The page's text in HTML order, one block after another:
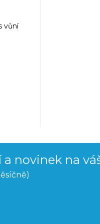
vůní
novinek na